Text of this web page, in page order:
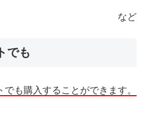
など
でも
も購入することができます。